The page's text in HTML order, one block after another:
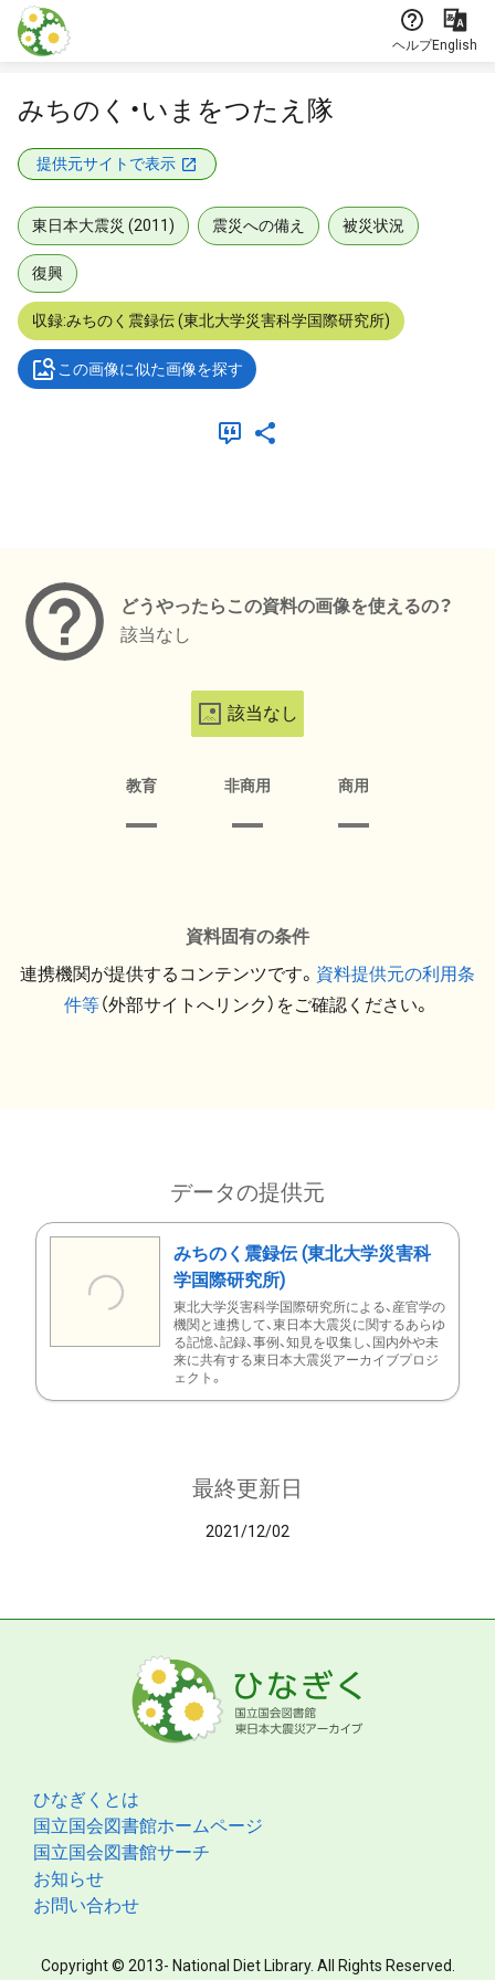
本文に飛ぶ
ヘルプEnglish
みちのく・いまをつたえ隊
提供元サイトで表示
東日本大震災 (2011) 震災への備え 被災状況
復興
収録:みちのく震録伝 (東北大学災害科学国際研究所)
この画像に似た画像を探す
どうやったらこの資料の画像を使えるの？
該当なし
該当なし
教育 非商用 商用
資料固有の条件
連携機関が提供するコンテンツです。 資料提供元の利用条
件等（外部サイトへリンク）をご確認ください。
データの提供元
みちのく震録伝 (東北大学災害科
学国際研究所)
東北大学災害科学国際研究所による、産官学の
機関と連携して、東日本大震災に関するあらゆ
る記憶、記録、事例、知見を収集し、国内外や未
来に共有する東日本大震災アーカイブプロジ
ェクト。
最終更新日
2021/12/02
ひなぎくとは
国立国会図書館ホームページ
国立国会図書館サーチ
お知らせ
お問い合わせ
Copyright © 2013- National Diet Library. All Rights Reserved.